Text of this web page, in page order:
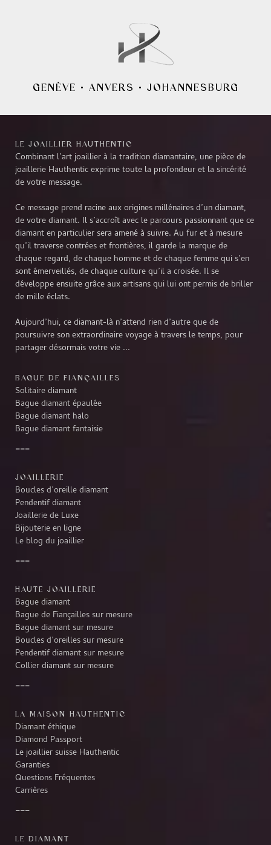
GENÈVE • ANVERS • JOHANNESBURG
LE JOAILLIER HAUTHENTIC
Combinant l’art joaillier à la tradition diamantaire, une pièce de
joaillerie Hauthentic exprime toute la profondeur et la sincérité
de votre message.
Ce message prend racine aux origines millénaires d’un diamant,
de votre diamant. Il s’accroît avec le parcours passionnant que ce
diamant en particulier sera amené à suivre. Au fur et à mesure
qu’il traverse contrées et frontières, il garde la marque de
chaque regard, de chaque homme et de chaque femme qui s’en
sont émerveillés, de chaque culture qu’il a croisée. Il se
développe ensuite grâce aux artisans qui lui ont permis de briller
de mille éclats.
Aujourd’hui, ce diamant-là n’attend rien d’autre que de
poursuivre son extraordinaire voyage à travers le temps, pour
partager désormais votre vie ...
BAGUE DE FIANÇAILLES
Solitaire diamant
Bague diamant épaulée
Bague diamant halo
Bague diamant fantaisie
JOAILLERIE
Boucles d’oreille diamant
Pendentif diamant
Joaillerie de Luxe
Bijouterie en ligne
Le blog du joaillier
HAUTE JOAILLERIE
Bague diamant
Bague de Fiançailles sur mesure
Bague diamant sur mesure
Boucles d’oreilles sur mesure
Pendentif diamant sur mesure
Collier diamant sur mesure
LA MAISON HAUTHENTIC
Diamant éthique
Diamond Passport
Le joaillier suisse Hauthentic
Garanties
Questions Fréquentes
Carrières
LE DIAMANT